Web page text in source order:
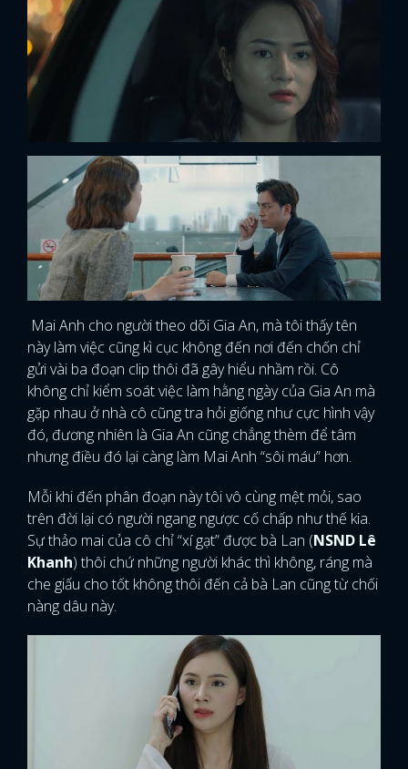
Mai Anh cho người theo dõi Gia An, mà tôi thấy tên
này làm việc cũng kì cục không đến nơi đến chốn chỉ
gửi vài ba đoạn clip thôi đã gây hiểu nhầm rồi. Cô
không chỉ kiểm soát việc làm hằng ngày của Gia An mà
gặp nhau ở nhà cô cũng tra hỏi giống như cực hình vậy
đó, đương nhiên là Gia An cũng chẳng thèm để tâm
nhưng điều đó lại càng làm Mai Anh “sôi máu” hơn.
Mỗi khi đến phân đoạn này tôi vô cùng mệt mỏi, sao
trên đời lại có người ngang ngược cố chấp như thế kia.
Sự thảo mai của cô chỉ “xí gạt” được bà Lan (NSND Lê
Khanh) thôi chứ những người khác thì không, ráng mà
che giấu cho tốt không thôi đến cả bà Lan cũng từ chối
nàng dâu này.